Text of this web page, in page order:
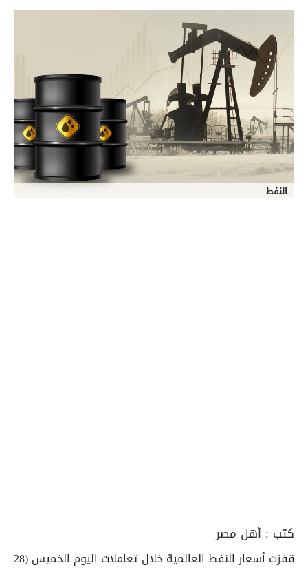
النفط
كتب : أهل مصر
قفزت أسعار النفط العالمية خلال تعاملات اليوم الخميس (28